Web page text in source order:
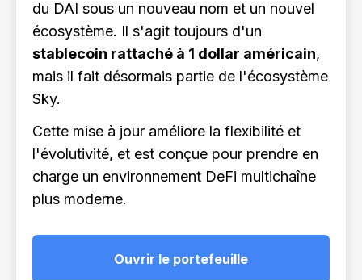
du DAI sous un nouveau nom et un nouvel
écosystème. Il s'agit toujours d'un
stablecoin rattaché à 1 dollar américain,
mais il fait désormais partie de l'écosystème
Sky.
Cette mise à jour améliore la flexibilité et
l'évolutivité, et est conçue pour prendre en
charge un environnement DeFi multichaîne
plus moderne.
Ouvrir le portefeuille